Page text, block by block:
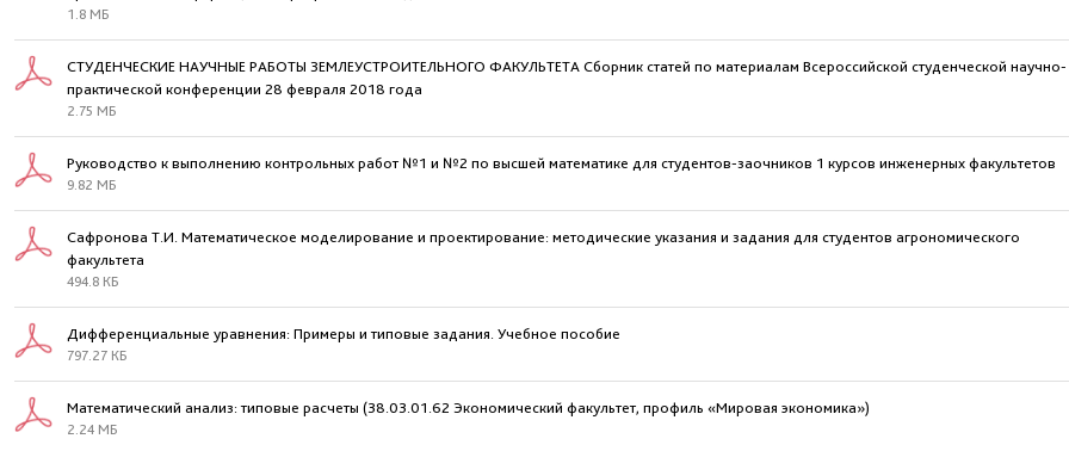
1.8 МБ
СТУДЕНЧЕСКИЕ НАУЧНЫЕ РАБОТЫ ЗЕМЛЕУСТРОИТЕЛЬНОГО ФАКУЛЬТЕТА Сборник статей по материалам Всероссийской студенческой научно-
практической конференции 28 февраля 2018 года
2.75 МБ
Руководство к выполнению контрольных работ №1 и №2 по высшей математике для студентов-заочников 1 курсов инженерных факультетов
9.82 МБ
Сафронова Т.И. Математическое моделирование и проектирование: методические указания и задания для студентов агрономического
факультета
494.8 КБ
Дифференциальные уравнения: Примеры и типовые задания. Учебное пособие
797.27 КБ
Математический анализ: типовые расчеты (38.03.01.62 Экономический факультет, профиль «Мировая экономика»)
2.24 МБ